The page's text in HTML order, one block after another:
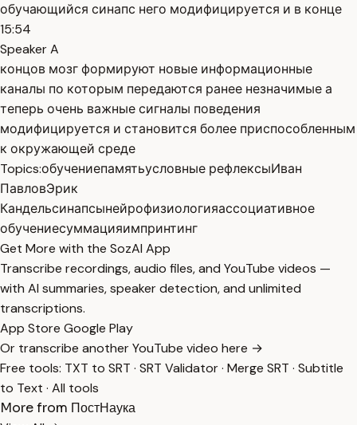
обучающийся синапс него модифицируется и в конце
15:54
Speaker A
концов мозг формируют новые информационные
каналы по которым передаются ранее незначимые а
теперь очень важные сигналы поведения
модифицируется и становится более приспособленным
к окружающей среде
Topics:обучениепамятьусловные рефлексыИван
ПавловЭрик
Кандельсинапсынейрофизиологияассоциативное
обучениесуммацияимпринтинг
Get More with the SozAI App
Transcribe recordings, audio files, and YouTube videos —
with AI summaries, speaker detection, and unlimited
transcriptions.
App Store Google Play
Or transcribe another YouTube video here →
Free tools: TXT to SRT · SRT Validator· Merge SRT · Subtitle
to Text · All tools
More from ПостНаука